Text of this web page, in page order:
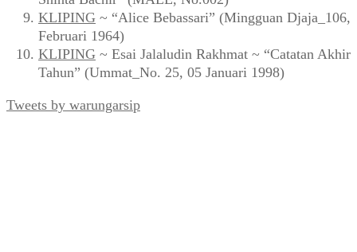
KLIPING ~ “Alice Bebassari” (Mingguan Djaja_106,
Februari 1964)
KLIPING ~ Esai Jalaludin Rakhmat ~ “Catatan Akhir
Tahun” (Ummat_No. 25, 05 Januari 1998)
Tweets by warungarsip